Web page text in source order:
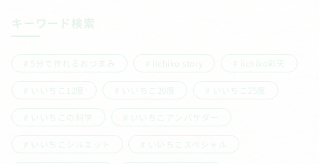
キーワード検索
5分で作れるおつまみ iichiko story iichiko彩天
いいちこ12度 いいちこ20度 いいちこ25度
いいちこの科学 いいちこアンバサダー
いいちこシルエット いいちこスペシャル